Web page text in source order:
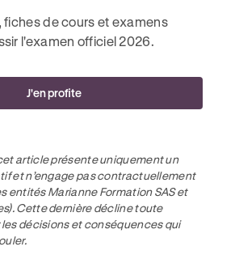
fiches de cours et examens
l'examen officiel 2026.
J'en profite
article présente uniquement un
et n’engage pas contractuellement
entités Marianne Formation SAS et
Cette dernière décline toute
décisions et conséquences qui